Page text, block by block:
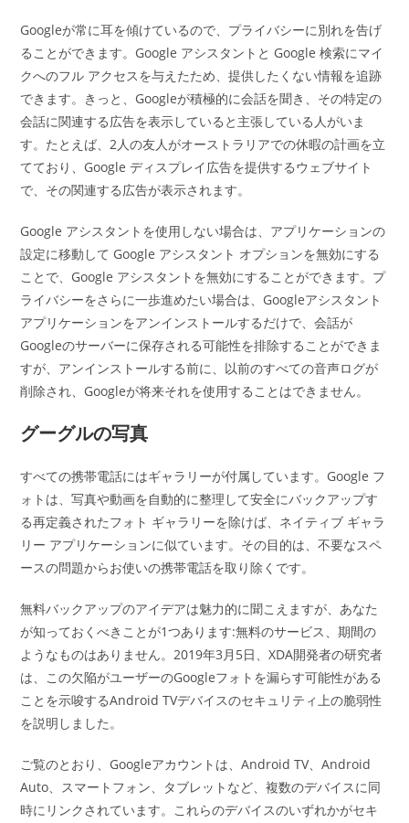
Googleが常に耳を傾けているので、プライバシーに別れを告げ
ることができます。Google アシスタントと Google 検索にマイ
クへのフル アクセスを与えたため、提供したくない情報を追跡
できます。きっと、Googleが積極的に会話を聞き、その特定の
会話に関連する広告を表示していると主張している人がいま
す。たとえば、2人の友人がオーストラリアでの休暇の計画を立
てており、Google ディスプレイ広告を提供するウェブサイト
で、その関連する広告が表示されます。
Google アシスタントを使用しない場合は、アプリケーションの
設定に移動して Google アシスタント オプションを無効にする
ことで、Google アシスタントを無効にすることができます。プ
ライバシーをさらに一歩進めたい場合は、Googleアシスタント
アプリケーションをアンインストールするだけで、会話が
Googleのサーバーに保存される可能性を排除することができま
すが、アンインストールする前に、以前のすべての音声ログが
削除され、Googleが将来それを使用することはできません。
グーグルの写真
すべての携帯電話にはギャラリーが付属しています。Google フ
ォトは、写真や動画を自動的に整理して安全にバックアップす
る再定義されたフォト ギャラリーを除けば、ネイティブ ギャラ
リー アプリケーションに似ています。その目的は、不要なスペ
ースの問題からお使いの携帯電話を取り除くです。
無料バックアップのアイデアは魅力的に聞こえますが、あなた
が知っておくべきことが1つあります:無料のサービス、期間の
ようなものはありません。2019年3月5日、XDA開発者の研究者
は、この欠陥がユーザーのGoogleフォトを漏らす可能性がある
ことを示唆するAndroid TVデバイスのセキュリティ上の脆弱性
を説明しました。
ご覧のとおり、Googleアカウントは、Android TV、Android
Auto、スマートフォン、タブレットなど、複数のデバイスに同
時にリンクされています。これらのデバイスのいずれかがセキ